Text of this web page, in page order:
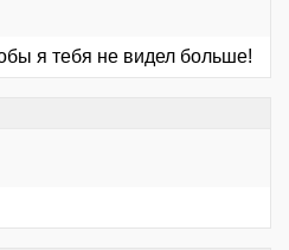
я тебя не видел больше!